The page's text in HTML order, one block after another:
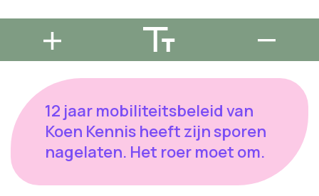
12 jaar mobiliteitsbeleid van
Koen Kennis heeft zijn sporen
nagelaten. Het roer moet om.